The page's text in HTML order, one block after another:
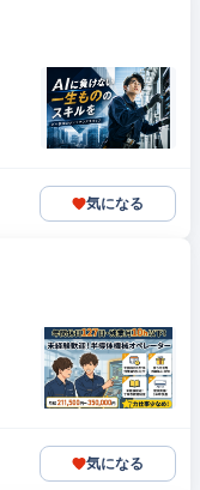
気になる
気になる